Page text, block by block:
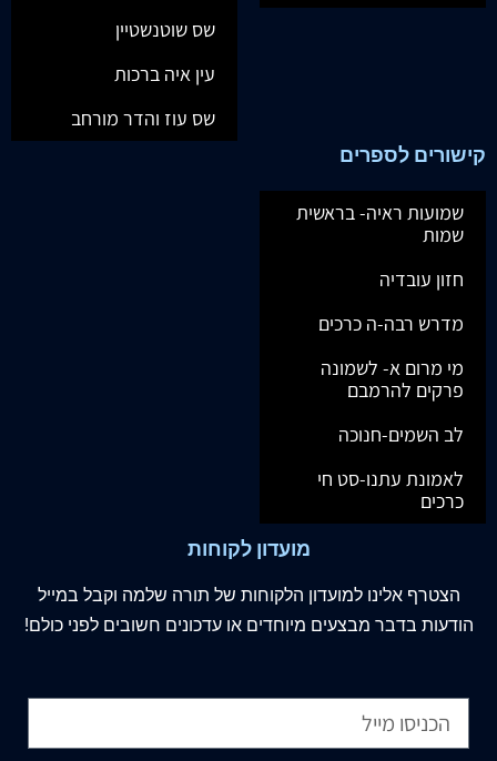
שס שוטנשטיין
עין איה ברכות
שס עוז והדר מורחב
קישורים לספרים
שמועות ראיה- בראשית
שמות
חזון עובדיה
מדרש רבה-ה כרכים
מי מרום א- לשמונה
פרקים להרמבם
לב השמים-חנוכה
לאמונת עתנו-סט חי
כרכים
מועדון לקוחות
הצטרף אלינו למועדון הלקוחות של תורה שלמה וקבל במייל
הודעות בדבר מבצעים מיוחדים או עדכונים חשובים לפני כולם!